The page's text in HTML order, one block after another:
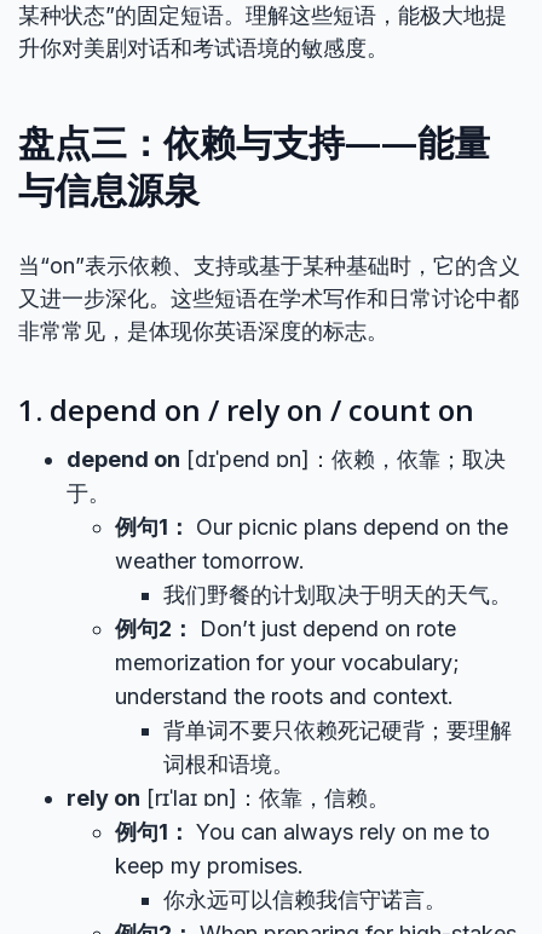
某种状态”的固定短语。理解这些短语，能极大地提
升你对美剧对话和考试语境的敏感度。
盘点三：依赖与支持——能量
与信息源泉
当“on”表示依赖、支持或基于某种基础时，它的含义
又进一步深化。这些短语在学术写作和日常讨论中都
非常常见，是体现你英语深度的标志。
1. depend on / rely on / count on
depend on [dɪˈpend ɒn]：依赖，依靠；取决
于。
例句1：
Our picnic plans depend on the
weather tomorrow.
我们野餐的计划取决于明天的天气。
例句2：
Don’t just depend on rote
memorization for your vocabulary;
understand the roots and context.
背单词不要只依赖死记硬背；要理解
词根和语境。
rely on [rɪˈlaɪ ɒn]：依靠，信赖。
例句1： You can always rely on me to
keep my promises.
你永远可以信赖我信守诺言。